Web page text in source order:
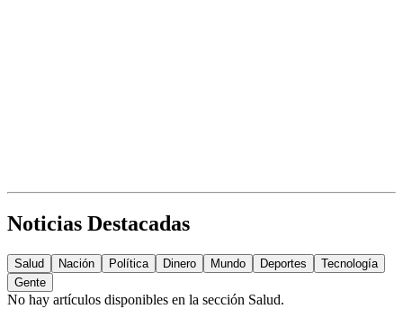
Noticias Destacadas
Salud Nación Política Dinero Mundo Deportes
Tecnología
Gente
No hay artículos disponibles en la sección Salud.